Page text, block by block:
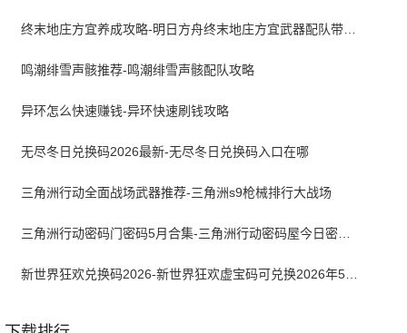
终末地庄方宜养成攻略-明日方舟终末地庄方宜武器配队带什么
鸣潮绯雪声骸推荐-鸣潮绯雪声骸配队攻略
异环怎么快速赚钱-异环快速刷钱攻略
无尽冬日兑换码2026最新-无尽冬日兑换码入口在哪
三角洲行动全面战场武器推荐-三角洲s9枪械排行大战场
三角洲行动密码门密码5月合集-三角洲行动密码屋今日密码大全2026最新5月
新世界狂欢兑换码2026-新世界狂欢虚宝码可兑换2026年5月最新